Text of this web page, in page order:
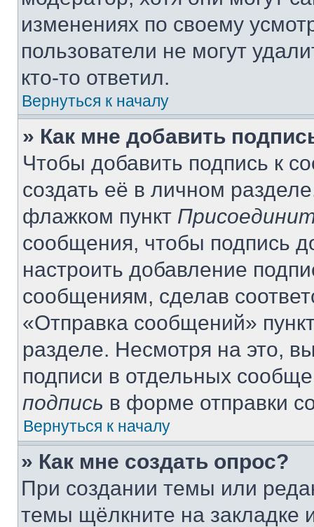
изменениях по своему
пользователи не могут
кто-то ответил.
Вернуться к началу
» Как мне добавить
Чтобы добавить подпись к
создать её в личном
флажком пункт
сообщения, чтобы подпись
настроить добавление
сообщениям, сделав
«Отправка сообщений»
разделе. Несмотря на это,
подписи в отдельных
подпись в форме отправки
Вернуться к началу
» Как мне создать опрос?
При создании темы или
темы щёлкните на